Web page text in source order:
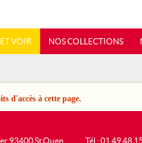
VOIR NOS COLLECTIONS
d'accès à cette page.
93400 St Ouen
Tél : 01 49 48